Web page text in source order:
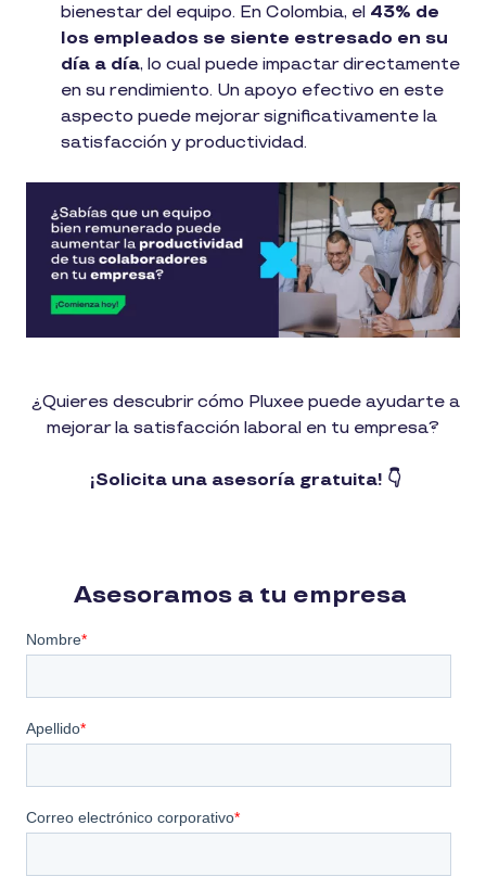
bienestar del equipo. En Colombia, el 43% de
los empleados se siente estresado en su
día a día, lo cual puede impactar directamente
en su rendimiento​. Un apoyo efectivo en este
aspecto puede mejorar significativamente la
satisfacción y productividad.
¿Quieres descubrir cómo Pluxee puede ayudarte a
mejorar la satisfacción laboral en tu empresa?
¡Solicita una asesoría gratuita! 👇
Asesoramos a tu empresa